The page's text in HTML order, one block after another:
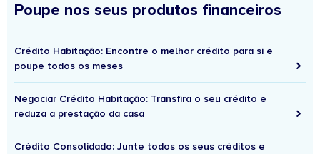
Poupe nos seus produtos financeiros
Crédito Habitação: Encontre o melhor crédito para si e
poupe todos os meses
Negociar Crédito Habitação: Transfira o seu crédito e
reduza a prestação da casa
Crédito Consolidado: Junte todos os seus créditos e